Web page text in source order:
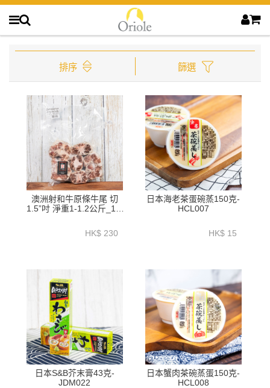
排序 篩選
澳洲射和牛原條牛尾 切
1.5”吋 淨重1-1.2公斤_1.3
ZBBTW003_ZBBTW004
HK$ 230
日本海老茶蛋碗蒸150克-
HCL007
HK$ 15
日本S&B芥末膏43克-
JDM022
日本蟹肉茶碗蒸蛋150克-
HCL008